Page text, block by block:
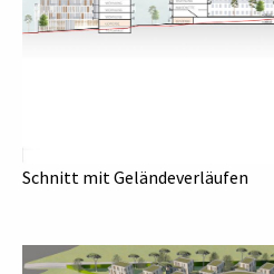
Schnitt mit Geländeverläufen